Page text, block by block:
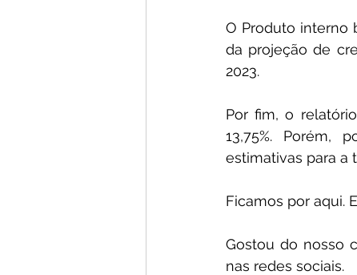
O Produto interno
da projeção de
2023.
Por fim, o
13,75%. Porém,
estimativas para a
Ficamos por aqui.
Gostou do nosso
nas redes sociais.